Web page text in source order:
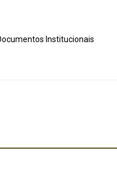
Institucionais